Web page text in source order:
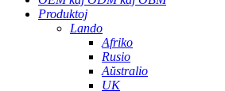
Produktoj
Lando
Afriko
Rusio
Aŭstralio
UK